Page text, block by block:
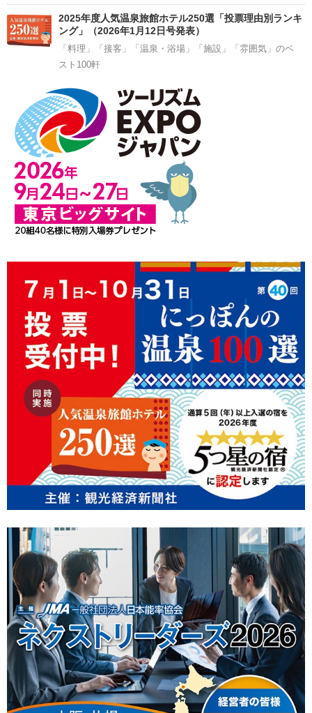
2025年度人気温泉旅館ホテル250選「投票理由別ランキ
ング」（2026年1月12日号発表）
「料理」「接客」「温泉・浴場」「施設」「雰囲気」のベ
スト100軒